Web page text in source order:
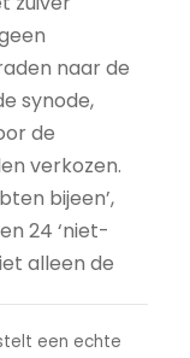
naar de
synode,
de
verkozen.
bijeen’,
24 ‘niet-
alleen de
een echte